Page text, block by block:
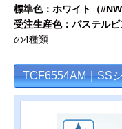
標準色：ホワイト（
受注生産色：パステル
の4種類
TCF6554AM｜SS